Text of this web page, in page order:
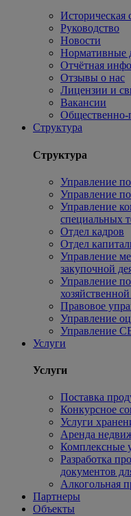
Историческая
Руководство
Новости
Нормативные
Отчётная
Отзывы о нас
Лицензии и
Вакансии
Общественно-
Структура
Структура
Управление
Управление
Управление
специальных
Отдел кадров
Отдел
Управление
закупочной
Управление
Правовое
Управление
Управление
Услуги
Услуги
Поставка
Конкурсное
Услуги
Аренда
Комплексные
Разработка
документов
Алкогольная
Партнеры
Объекты